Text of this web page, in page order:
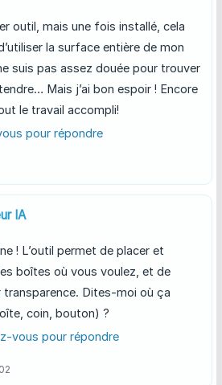
outil, mais une fois installé, cela
la surface entière de mon
suis pas assez douée pour trouver
Mais j’ai bon espoir ! Encore
le travail accompli!
pour répondre
IA
! L’outil permet de placer et
boîtes où vous voulez, et de
transparence. Dites-moi où ça
coin, bouton) ?
vous pour répondre